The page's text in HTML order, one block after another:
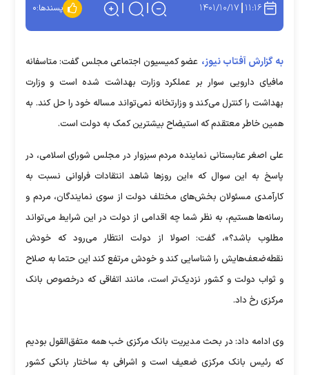
۱۱:۱۶ ۱۴۰۱/۱۰/۱۷ پسندها:۰
به گزارش آفتاب نیوز، عضو کمیسیون اجتماعی مجلس گفت: متاسفانه
مافیای دارویی سوار بر عملکرد وزارت بهداشت شده است و وزارت
بهداشت را کنترل می‌کند و وزارتخانه نمی‌تواند مساله خود را حل کند. به
همین خاطر معتقدم که استیضاح بیشترین کمک به دولت است.
علی اصغر عنابستانی نماینده مردم سبزوار در مجلس شورای اسلامی، در
پاسخ به این سوال که «این روز‌ها شاهد انتقادات فراوانی نسبت به
کارآمدی مسئولان بخش‌های مختلف دولت از سوی نمایندگان، مردم و
رسانه‌ها هستیم، به نظر شما چه اقدامی از دولت در این شرایط می‌تواند
مطلوب باشد؟»، گفت: اصولا از دولت انتظار می‌رود که خودش
نقطه‌ضعف‌هایش را شناسایی کند و خودش مرتفع کند این حتما به صلاح
و ثواب دولت و کشور نزدیک‌تر است، مانند اتفاقی که درخصوص بانک
مرکزی رخ داد.
وی ادامه داد: در بحث مدیریت بانک مرکزی خب همه متفق‌القول بودیم
که رئیس بانک مرکزی ضعیف است و اشرافی به ساختار بانکی کشور